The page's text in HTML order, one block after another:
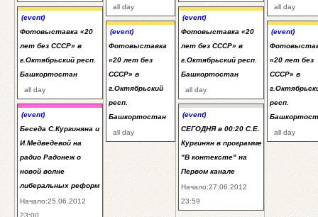
(event)
Фотовыставка «20
лет без СССР» в
г.Октябрьский респ.
Башкортостан
all day
(event)
Беседа С.Кургиняна и
И.Медведевой на
радио Радонеж о
новой волне
либеральных реформ
Начало:25.06.2012
23:00
all day
(event)
Фотовыставка
«20 лет без
СССР» в
г.Октябрьский
респ.
Башкортостан
all day
(event)
Фотовыставка «20
лет без СССР» в
г.Октябрьский респ.
Башкортостан
all day
(event)
СЕГОДНЯ в 00:20 С.Е.
Кургинян в программе
"В контексте" на
Первом канале
Начало:27.06.2012
23:59
all day
(event)
«20 лет без
СССР» в
респ.
all day